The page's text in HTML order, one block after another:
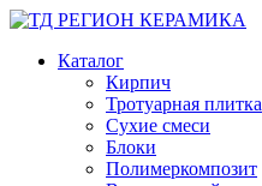
Каталог
Кирпич
Тротуарная плитка
Сухие смеси
Блоки
Полимеркомпозит